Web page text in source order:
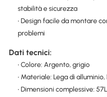
stabilità e sicurezza
• Design facile da montare
problemi
Dati tecnici:
• Colore: Argento, grigio
• Materiale: Lega di alluminio,
• Dimensioni complessive: